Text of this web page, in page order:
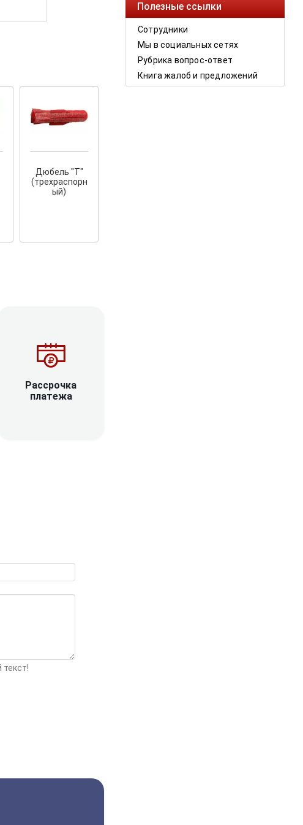
Полезные ссылки
Сотрудники
Мы в социальных сетях
Рубрика вопрос-ответ
Книга жалоб и предложений
Дюбель "Т"
(трехраспорн
ый)
Рассрочка
платежа